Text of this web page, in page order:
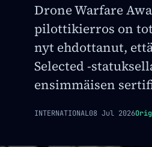
Drone Warfare
pilottikierros on
nyt ehdottanut,
Selected -
ensimmäisen
INTERNATIONAL08 Jul 2026